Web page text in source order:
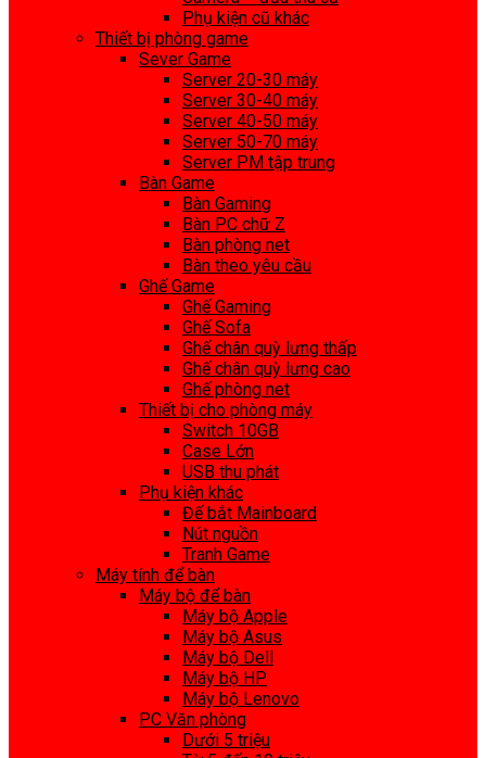
Phụ kiện cũ khác
Thiết bị phòng game
Sever Game
Server 20-30 máy
Server 30-40 máy
Server 40-50 máy
Server 50-70 máy
Server PM tập trung
Bàn Game
Bàn Gaming
Bàn PC chữ Z
Bàn phòng net
Bàn theo yêu cầu
Ghế Game
Ghế Gaming
Ghế Sofa
Ghế chân quỳ lưng thấp
Ghế chân quỳ lưng cao
Ghế phòng net
Thiết bị cho phòng máy
Switch 10GB
Case Lớn
USB thu phát
Phụ kiện khác
Đế bắt Mainboard
Nút nguồn
Tranh Game
Máy tính để bàn
Máy bộ để bàn
Máy bộ Apple
Máy bộ Asus
Máy bộ Dell
Máy bộ HP
Máy bộ Lenovo
PC Văn phòng
Dưới 5 triệu